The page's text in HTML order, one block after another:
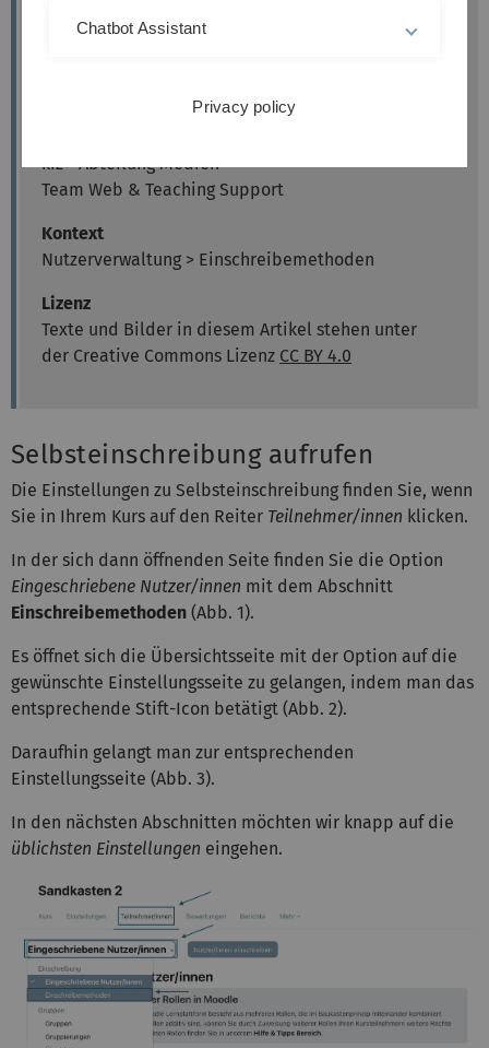
Artikel basiert auf der
kiz - Abteilung Medien
Team Web & Teaching Support
Kontext
Nutzerverwaltung > Einschreibemethoden
Lizenz
Texte und Bilder in diesem Artikel stehen unter
der Creative Commons Lizenz CC BY 4.0
Selbsteinschreibung aufrufen
Die Einstellungen zu Selbsteinschreibung finden Sie, wenn
Sie in Ihrem Kurs auf den Reiter Teilnehmer/innen klicken.
In der sich dann öffnenden Seite finden Sie die Option
Eingeschriebene Nutzer/innen mit dem Abschnitt
Einschreibemethoden (Abb. 1).
Es öffnet sich die Übersichtsseite mit der Option auf die
gewünschte Einstellungsseite zu gelangen, indem man das
entsprechende Stift-Icon betätigt (Abb. 2).
Daraufhin gelangt man zur entsprechenden
Einstellungsseite (Abb. 3).
In den nächsten Abschnitten möchten wir knapp auf die
üblichsten Einstellungen eingehen.
Chatbot Assistant
Privacy policy